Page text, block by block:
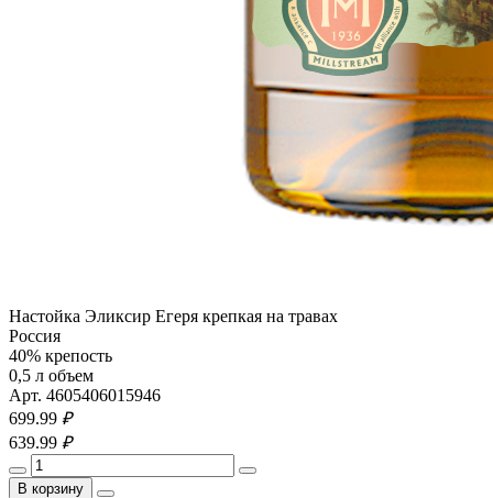
Настойка Эликсир Егеря крепкая на травах
Россия
40% крепость
0,5 л объем
Арт. 4605406015946
699.99 ₽
639.99 ₽
В корзину